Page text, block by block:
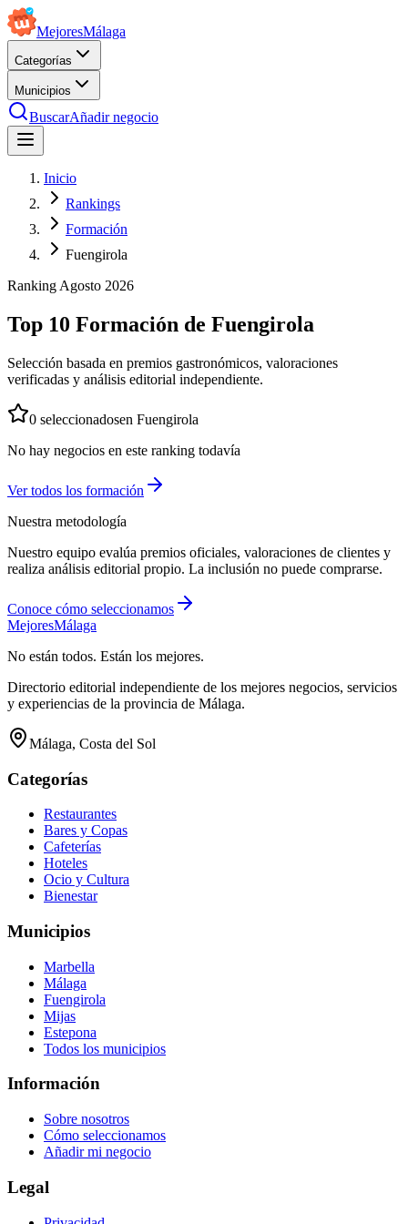
MejoresMálaga
Categorías
Municipios
BuscarAñadir negocio
Inicio
Rankings
Formación
Fuengirola
Ranking Agosto 2026
Top 10 Formación de Fuengirola
Selección basada en premios gastronómicos, valoraciones
verificadas y análisis editorial independiente.
0 seleccionadosen Fuengirola
No hay negocios en este ranking todavía
Ver todos los formación
Nuestra metodología
Nuestro equipo evalúa premios oficiales, valoraciones de clientes y
realiza análisis editorial propio. La inclusión no puede comprarse.
Conoce cómo seleccionamos
MejoresMálaga
No están todos. Están los mejores.
Directorio editorial independiente de los mejores negocios, servicios
y experiencias de la provincia de Málaga.
Málaga, Costa del Sol
Categorías
Restaurantes
Bares y Copas
Cafeterías
Hoteles
Ocio y Cultura
Bienestar
Municipios
Marbella
Málaga
Fuengirola
Mijas
Estepona
Todos los municipios
Información
Sobre nosotros
Cómo seleccionamos
Añadir mi negocio
Legal